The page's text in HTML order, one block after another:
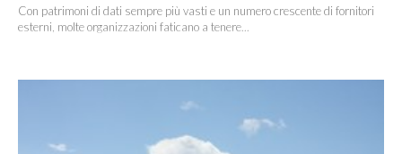
Con patrimoni di dati sempre più vasti e un numero crescente di fornitori
esterni, molte organizzazioni faticano a tenere...